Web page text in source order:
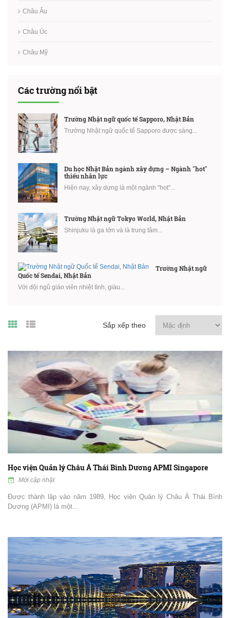
Châu Âu
Châu Úc
Châu Mỹ
Các trường nổi bật
Trường Nhật ngữ quốc tế Sapporo, Nhật Bản
Trường Nhật ngữ quốc tế Sapporo được sáng...
Du học Nhật Bản ngành xây dựng – Ngành "hot"
thiếu nhân lực
Hiện nay, xây dựng là một ngành "hot"...
Trường Nhật ngữ Tokyo World, Nhật Bản
Shinjuku là ga lớn và là trung tâm...
Trường Nhật ngữ
Quốc tế Sendai, Nhật Bản
Với đội ngũ giáo viên nhiệt tình, giàu...
Sắp xếp theo
Học viện Quản lý Châu Á Thái Bình Dương APMI Singapore
Mới cập nhật
Được thành lập vào năm 1989, Học viện Quản lý Châu Á Thái Bình
Dương (APMI) là một...